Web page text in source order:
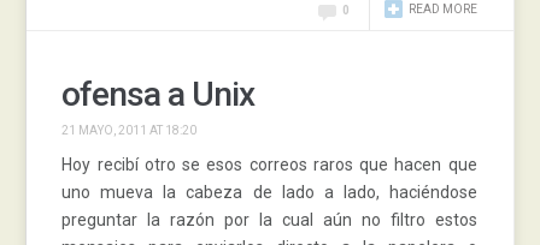
READ MORE
0
ofensa a Unix
21 MAYO, 2011 AT 18:20
Hoy recibí otro se esos correos raros que hacen que
uno mueva la cabeza de lado a lado, haciéndose
preguntar la razón por la cual aún no filtro estos